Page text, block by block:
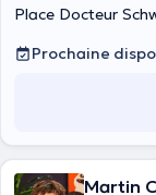
Place Docteur
Prochaine
Martin